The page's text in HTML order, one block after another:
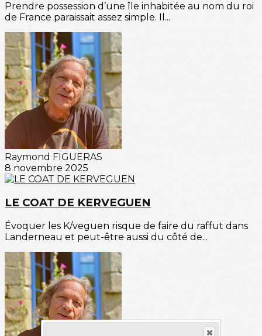
Prendre possession d’une île inhabitée au nom du roi
de France paraissait assez simple. Il...
Raymond FIGUERAS
8 novembre 2025
LE COAT DE KERVEGUEN
Évoquer les K/veguen risque de faire du raffut dans
Landerneau et peut-être aussi du côté de...